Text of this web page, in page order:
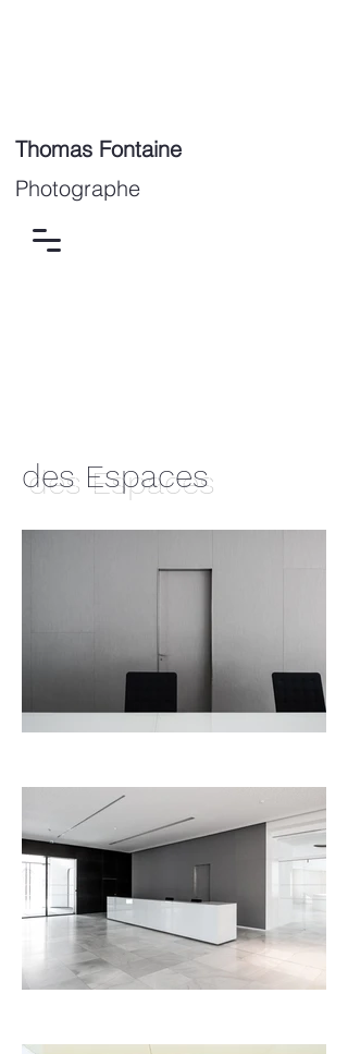
Thomas Fontaine
Photographe
des Espaces